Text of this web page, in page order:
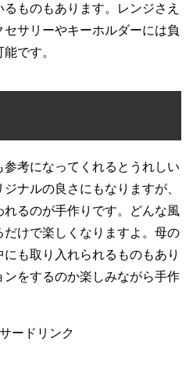
ものもあります。レンジさえ
サリーやキーホルダーには負
です。
考になってくれるとうれしい
ナルの良さにもなりますが、
るのが手作りです。どんな風
けで楽しくなりますよ。母の
も取り入れられるものもあり
ンをするのか楽しみながら手作
ードリンク